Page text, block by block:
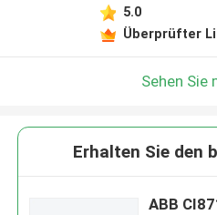
5.0
Überprüfter
Sehen Sie
Erhalten Sie den
ABB